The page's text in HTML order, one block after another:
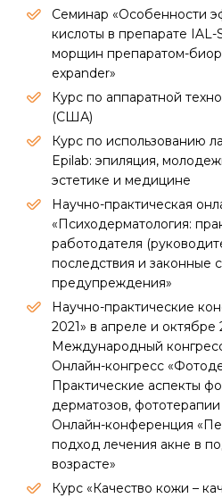
Семинар «Особенности
кислоты в препарате
морщин препаратом-
expander»
Курс по аппаратной
(США)
Курс по использованию
Epilab: эпиляция,
эстетике и медицине
Научно-практическая
«Психодерматология:
работодателя
последствия и законные
предупреждения»
Научно-практические
2021» в апреле и октябре
Международный
Онлайн-конгресс
Практические аспекты
дерматозов,
Онлайн-конференция
подход лечения акне в
возрасте»
Курс «Качество кожи –